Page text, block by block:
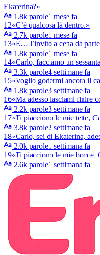
Ekaterina?»
1.8k parole1 mese fa
12«C’è qualcosa là dentro.»
2.7k parole1 mese fa
13«È… l’invito a cena da
1.8k parole1 mese fa
14«Carlo, facciamo un
3.3k parole4 settimane fa
15«Voglio godermi ancora il
1.8k parole3 settimane fa
16«Ma adesso lasciami finire
2.2k parole3 settimane fa
17«Ti piacciono le mie tette,
3.8k parole2 settimane fa
18«Carlo, sei di Ekaterina,
2.0k parole1 settimana fa
19«Ti piacciono le mie bocce,
2.6k parole1 settimana fa